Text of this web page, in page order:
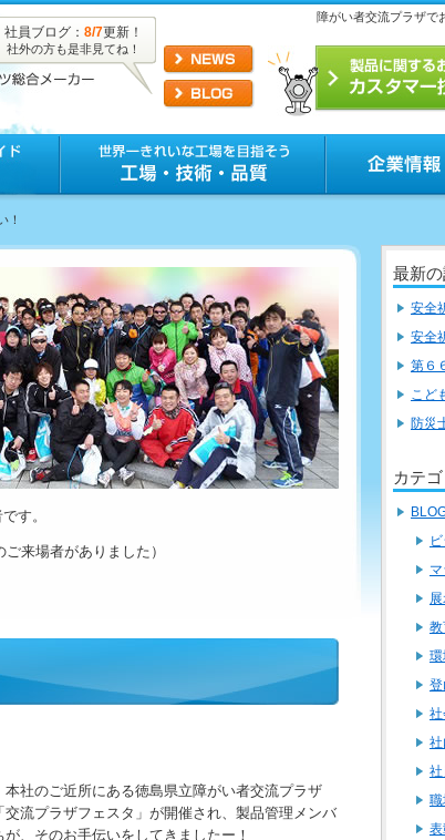
障がい者交流プラザで
社員ブログ： 8/7更新！
社外の方も是非見てね！
！
す。
ご来場者がありました）
本社のご近所にある徳島県立障がい者交流プラザ
交流プラザフェスタ」が開催され、製品管理メンバ
が、そのお手伝いをしてきましたー！
最新
安全
安全
第６
こど
防災
カテゴ
社
社